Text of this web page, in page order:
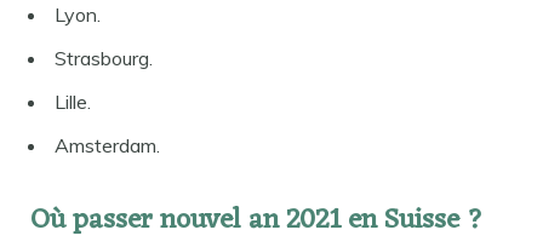
Lyon.
Strasbourg.
Lille.
Amsterdam.
Où passer nouvel an 2021 en Suisse ?